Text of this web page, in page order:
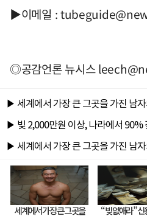
▶이메일 :
◎공감언론 뉴시스